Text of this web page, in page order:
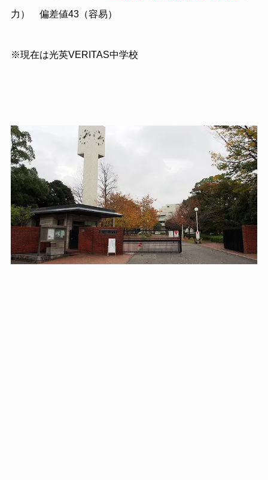
力） 偏差値43（容易）
※現在は光英VERITAS中学校